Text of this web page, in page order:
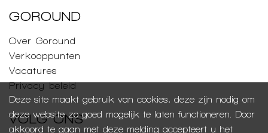
Deze site maakt gebruik van cookies, deze zijn nodig om
deze website zo goed mogelijk te laten functioneren. Door
akkoord te gaan met deze melding accepteert u het
GOROUND
Over Goround
Verkooppunten
Vacatures
Privacy beleid
VOLG ONS